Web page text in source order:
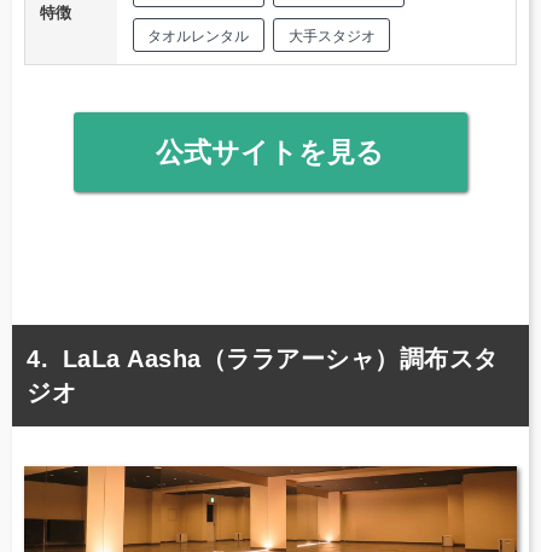
特徴
タオルレンタル 大手スタジオ
公式サイトを見る
LaLa Aasha（ララアーシャ）調布スタ
ジオ